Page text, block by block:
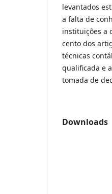
levantados
a falta de
instituições a
cento dos
técnicas
qualificada e
tomada de
Downloads